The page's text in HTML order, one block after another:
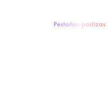
Pestañas postizas